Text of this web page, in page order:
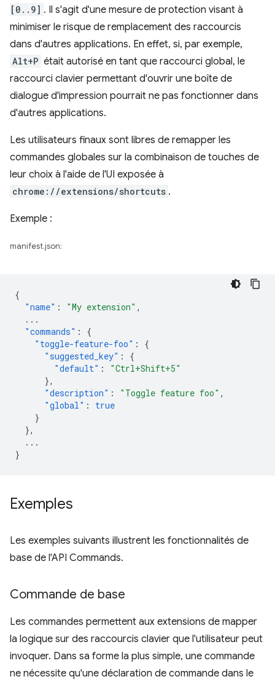
[0..9] . Il s'agit d'une mesure de protection visant à
minimiser le risque de remplacement des raccourcis
dans d'autres applications. En effet, si, par exemple,
Alt+P était autorisé en tant que raccourci global, le
raccourci clavier permettant d'ouvrir une boîte de
dialogue d'impression pourrait ne pas fonctionner dans
d'autres applications.
Les utilisateurs finaux sont libres de remapper les
commandes globales sur la combinaison de touches de
leur choix à l'aide de l'UI exposée à
chrome://extensions/shortcuts .
Exemple :
manifest.json:
{
"name" : "My extension" ,
...
"commands" :
{
"toggle-feature-foo" :
{
"suggested_key" :
{
"default" :
"Ctrl+Shift+5"
},
"description" : "Toggle feature foo" ,
"global" :
true
}
},
...
}
Exemples
Les exemples suivants illustrent les fonctionnalités de
base de l'API Commands.
Commande de base
Les commandes permettent aux extensions de mapper
la logique sur des raccourcis clavier que l'utilisateur peut
invoquer. Dans sa forme la plus simple, une commande
ne nécessite qu'une déclaration de commande dans le